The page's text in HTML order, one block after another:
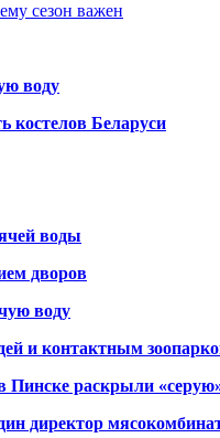
сезон важен
воду
костелов Беларуси
воды
дворов
воду
и контактным
раскрыли
директор